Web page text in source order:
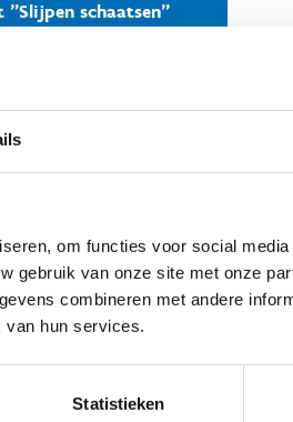
om functies voor social
gebruik van onze site met onze
combineren met andere
van hun services.
Statistieken
"Slijpen schaatsen"
weetjes
op radius:
Kunstschaatsen: 0,2 mm
IJshockeyschaatsen: 0,4 mm
slijpdiepte gewenst? Onze